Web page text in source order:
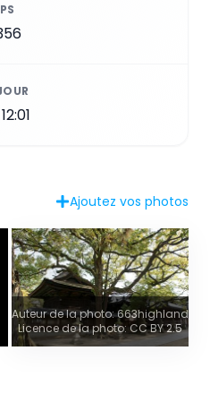
Ajoutez vos photos
Auteur de la photo: 663highland
Licence de la photo: CC BY 2.5